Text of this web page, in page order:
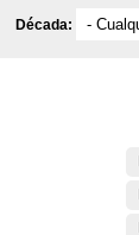
Década: